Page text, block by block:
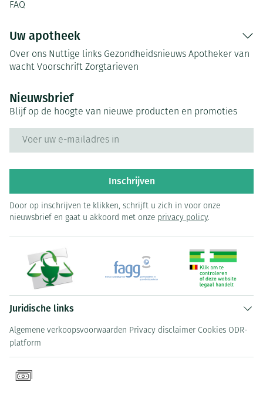
FAQ
Uw apotheek
Over ons Nuttige links Gezondheidsnieuws Apotheker van
wacht Voorschrift Zorgtarieven
Nieuwsbrief
Blijf op de hoogte van nieuwe producten en promoties
Inschrijven
Door op inschrijven te klikken, schrijft u zich in voor onze
nieuwsbrief en gaat u akkoord met onze privacy policy.
Juridische links
Algemene verkoopsvoorwaarden Privacy disclaimer Cookies ODR-
platform